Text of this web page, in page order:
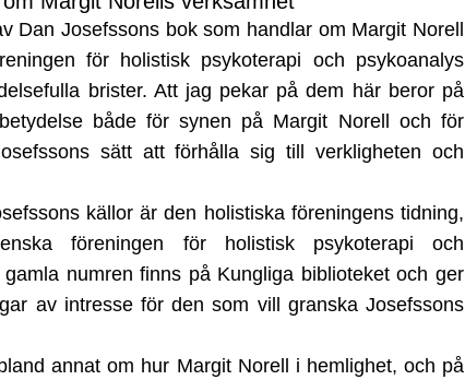
Dan Josefssons bok som handlar om Margit Norell
för holistisk psykoterapi och psykoanalys
brister. Att jag pekar på dem här beror på
både för synen på Margit Norell och för
sätt att förhålla sig till verkligheten och
källor är den holistiska föreningens tidning,
föreningen för holistisk psykoterapi och
gamla numren finns på Kungliga biblioteket och ger
av intresse för den som vill granska Josefssons
annat om hur Margit Norell i hemlighet, och på